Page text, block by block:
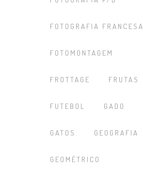
FOTOGRAFIA FRANCESA
FOTOMONTAGEM
FROTTAGE FRUTAS
FUTEBOL GADO
GATOS GEOGRAFIA
GEOMÉTRICO